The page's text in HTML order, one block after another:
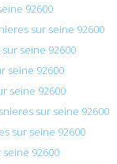
92600
sur seine 92600
seine 92600
seine 92600
seine 92600
sur seine 92600
sur seine 92600
92600